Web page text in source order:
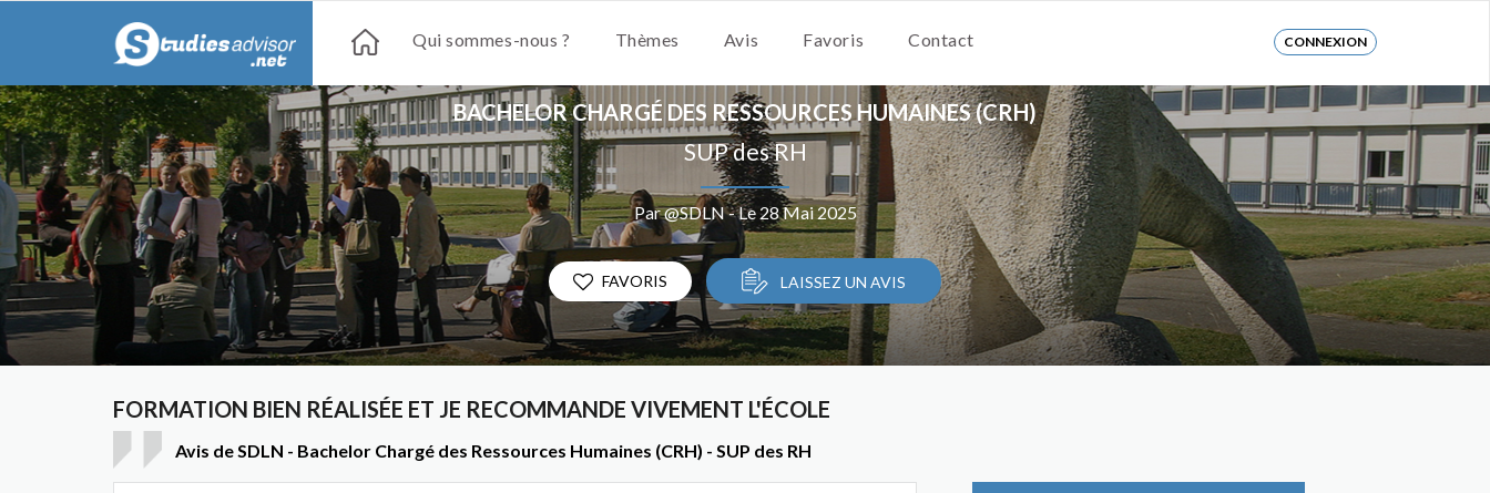
Qui sommes-nous ? Thèmes Avis Favoris Contact CONNEXION
BACHELOR CHARGÉ DES RESSOURCES HUMAINES (CRH)
SUP des RH
Par @SDLN - Le 28 Mai 2025
FAVORIS LAISSEZ UN AVIS
FORMATION BIEN RÉALISÉE ET JE RECOMMANDE VIVEMENT L'ÉCOLE
Avis de SDLN - Bachelor Chargé des Ressources Humaines (CRH) - SUP des RH